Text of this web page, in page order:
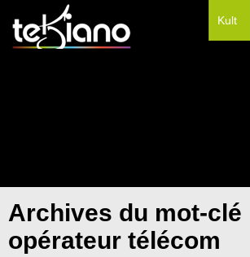
Kult
Archives du mot-clé
opérateur télécom